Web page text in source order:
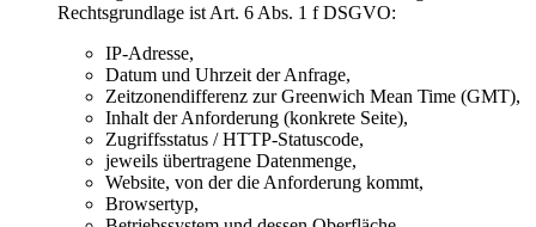
Rechtsgrundlage ist Art. 6 Abs. 1 f DSGVO:
IP-Adresse,
Datum und Uhrzeit der Anfrage,
Zeitzonendifferenz zur Greenwich Mean Time (GMT),
Inhalt der Anforderung (konkrete Seite),
Zugriffsstatus / HTTP-Statuscode,
jeweils übertragene Datenmenge,
Website, von der die Anforderung kommt,
Browsertyp,